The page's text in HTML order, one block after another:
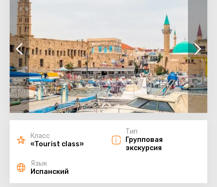
Класс
«Tourist class»
Тип
Групповая
экскурсия
Язык
Испанский